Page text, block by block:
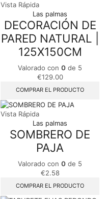
Vista Rápida
Las palmas
DECORACIÓN DE
PARED NATURAL |
125X150CM
Valorado con 0 de 5
€129.00
COMPRAR EL PRODUCTO
Vista Rápida
Las palmas
SOMBRERO DE
PAJA
Valorado con 0 de 5
€2.58
COMPRAR EL PRODUCTO